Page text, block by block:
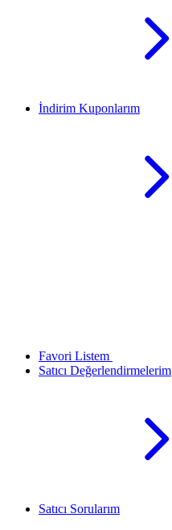
İndirim Kuponlarım
Favori Listem
Satıcı Değerlendirmelerim
Satıcı Sorularım